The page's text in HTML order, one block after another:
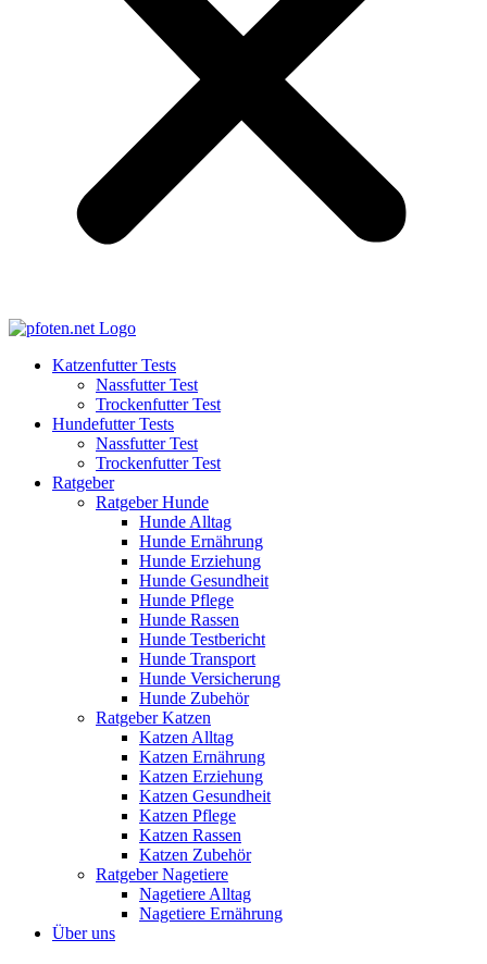
Katzenfutter Tests
Nassfutter Test
Trockenfutter Test
Hundefutter Tests
Nassfutter Test
Trockenfutter Test
Ratgeber
Ratgeber Hunde
Hunde Alltag
Hunde Ernährung
Hunde Erziehung
Hunde Gesundheit
Hunde Pflege
Hunde Rassen
Hunde Testbericht
Hunde Transport
Hunde Versicherung
Hunde Zubehör
Ratgeber Katzen
Katzen Alltag
Katzen Ernährung
Katzen Erziehung
Katzen Gesundheit
Katzen Pflege
Katzen Rassen
Katzen Zubehör
Ratgeber Nagetiere
Nagetiere Alltag
Nagetiere Ernährung
Über uns